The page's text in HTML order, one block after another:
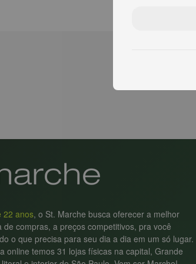
22 anos, o St. Marche busca oferecer a melhor
de compras, a preços competitivos, pra você
o que precisa para seu dia a dia em um só lugar.
online temos 31 lojas físicas na capital, Grande